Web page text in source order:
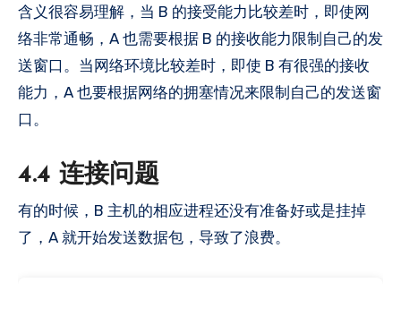
含义很容易理解，当 B 的接受能力比较差时，即使网
络非常通畅，A 也需要根据 B 的接收能力限制自己的发
送窗口。当网络环境比较差时，即使 B 有很强的接收
能力，A 也要根据网络的拥塞情况来限制自己的发送窗
口。
4.4 连接问题
有的时候，B 主机的相应进程还没有准备好或是挂掉
了，A 就开始发送数据包，导致了浪费。